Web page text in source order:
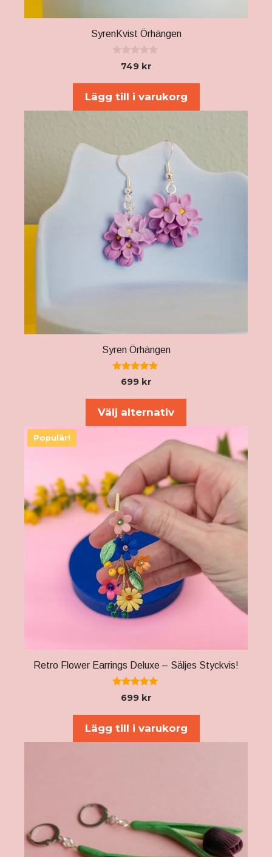
SyrenKvist Örhängen
749 kr
Lägg till i varukorg
Syren Örhängen
5.00
av 5
699 kr
Välj alternativ
Retro Flower Earrings Deluxe – Säljes Styckvis!
5.00
av 5
699 kr
Lägg till i varukorg